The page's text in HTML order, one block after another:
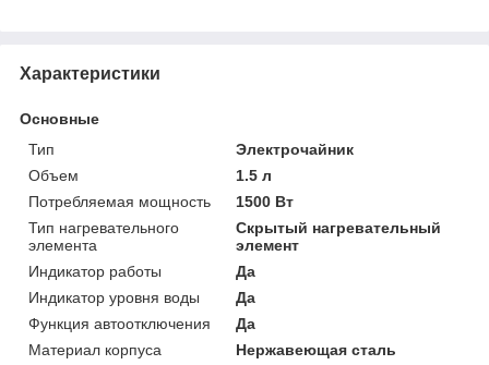
Характеристики
Основные
Тип
Электрочайник
Объем
1.5 л
Потребляемая мощность
1500 Вт
Тип нагревательного
элемента
Скрытый нагревательный
элемент
Индикатор работы
Да
Индикатор уровня воды
Да
Функция автоотключения
Да
Материал корпуса
Нержавеющая сталь